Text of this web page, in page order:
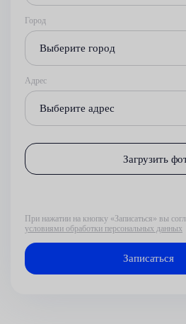
Город
Выберите город
Адрес
Выберите адрес
Загрузить
При нажатии на кнопку «Записаться» вы
условиями обработки персональных данных